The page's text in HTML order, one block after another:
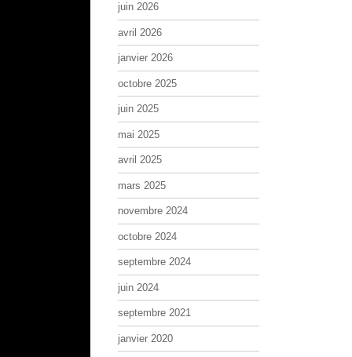
juin 2026
avril 2026
janvier 2026
octobre 2025
juin 2025
mai 2025
avril 2025
mars 2025
novembre 2024
octobre 2024
septembre 2024
juin 2024
septembre 2021
janvier 2020